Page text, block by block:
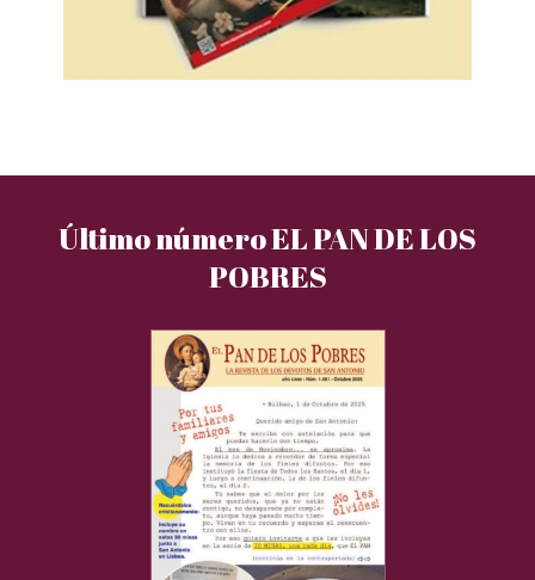
Último número EL PAN DE LOS
POBRES